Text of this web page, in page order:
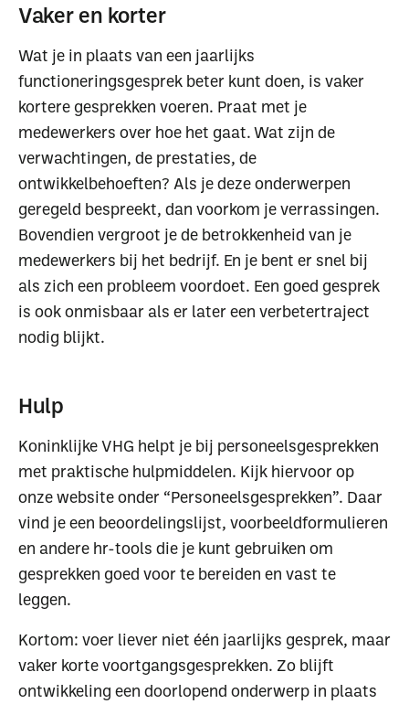
Vaker en korter
Wat je in plaats van een jaarlijks
functioneringsgesprek beter kunt doen, is vaker
kortere gesprekken voeren. Praat met je
medewerkers over hoe het gaat. Wat zijn de
verwachtingen, de prestaties, de
ontwikkelbehoeften? Als je deze onderwerpen
geregeld bespreekt, dan voorkom je verrassingen.
Bovendien vergroot je de betrokkenheid van je
medewerkers bij het bedrijf. En je bent er snel bij
als zich een probleem voordoet. Een goed gesprek
is ook onmisbaar als er later een verbetertraject
nodig blijkt.
Hulp
Koninklijke VHG helpt je bij personeelsgesprekken
met praktische hulpmiddelen. Kijk hiervoor op
onze website onder “Personeelsgesprekken”. Daar
vind je een beoordelingslijst, voorbeeldformulieren
en andere hr-tools die je kunt gebruiken om
gesprekken goed voor te bereiden en vast te
leggen.
Kortom: voer liever niet één jaarlijks gesprek, maar
vaker korte voortgangsgesprekken. Zo blijft
ontwikkeling een doorlopend onderwerp in plaats